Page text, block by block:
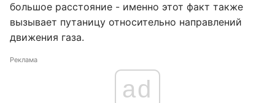
большое расстояние - именно этот факт также
вызывает путаницу относительно направлений
движения газа.
Реклама
ad